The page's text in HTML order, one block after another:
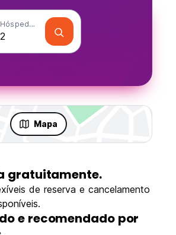
Hóspedes
Mapa
gratuitamente.
de reserva e cancelamento
e recomendado por